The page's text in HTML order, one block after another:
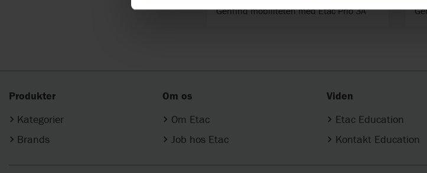
Genfind mobiliteten med Etac Prio 3A
Produkter
Kategorier
Brands
Om os
Om Etac
Job hos Etac
Viden
Etac Education
Kontakt Education